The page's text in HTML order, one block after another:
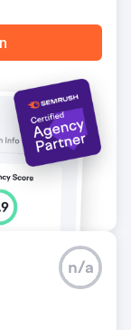
cao danh
mang đến
n/a